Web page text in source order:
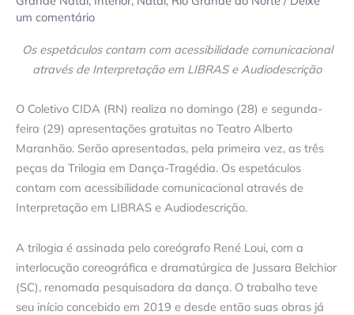
um comentário
Os espetáculos contam com acessibilidade comunicacional
através de Interpretação em LIBRAS e Audiodescrição
O Coletivo CIDA (RN) realiza no domingo (28) e segunda-
feira (29) apresentações gratuitas no Teatro Alberto
Maranhão. Serão apresentadas, pela primeira vez, as três
peças da Trilogia em Dança-Tragédia. Os espetáculos
contam com acessibilidade comunicacional através de
Interpretação em LIBRAS e Audiodescrição.
A trilogia é assinada pelo coreógrafo René Loui, com a
interlocução coreográfica e dramatúrgica de Jussara Belchior
(SC), renomada pesquisadora da dança. O trabalho teve
seu início concebido em 2019 e desde então suas obras já